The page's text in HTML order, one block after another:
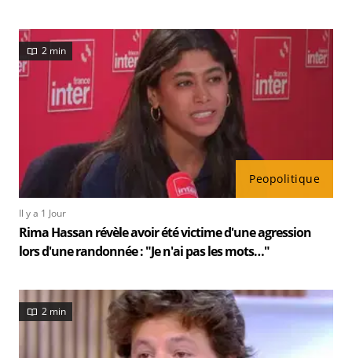
Peopolitique
2 min
Il y a 1 Jour
Rima Hassan révèle avoir été victime d'une agression
lors d'une randonnée : "Je n'ai pas les mots…"
2 min